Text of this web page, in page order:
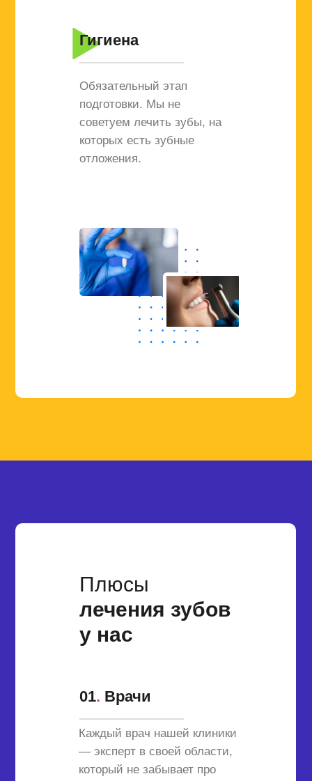
Обязательный этап
подготовки. Мы не
советуем лечить зубы, на
которых есть зубные
отложения.
Гигиена
Плюсы
лечения зубов
у нас
Каждый врач нашей клиники
— эксперт в своей области,
который не забывает про
01. Врачи